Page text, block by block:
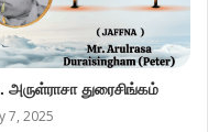
அருள்ராசா துரைசிங்கம்
7, 2025